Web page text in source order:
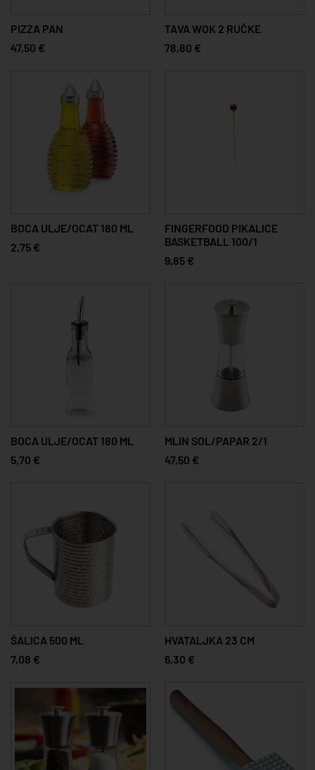
PIZZA PAN
47,50 €
TAVA WOK 2 RUČKE
78,80 €
BOCA ULJE/OCAT 180 ML
2,75 €
FINGERFOOD PIKALICE
BASKETBALL 100/1
9,85 €
BOCA ULJE/OCAT 180 ML
5,70 €
MLIN SOL/PAPAR 2/1
47,50 €
ŠALICA 500 ML
7,08 €
HVATALJKA 23 CM
6,30 €